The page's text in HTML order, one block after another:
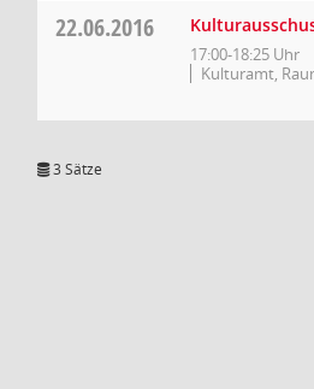
22.06.2016
17:00-18:25 Uhr
Kulturamt,
3 Sätze